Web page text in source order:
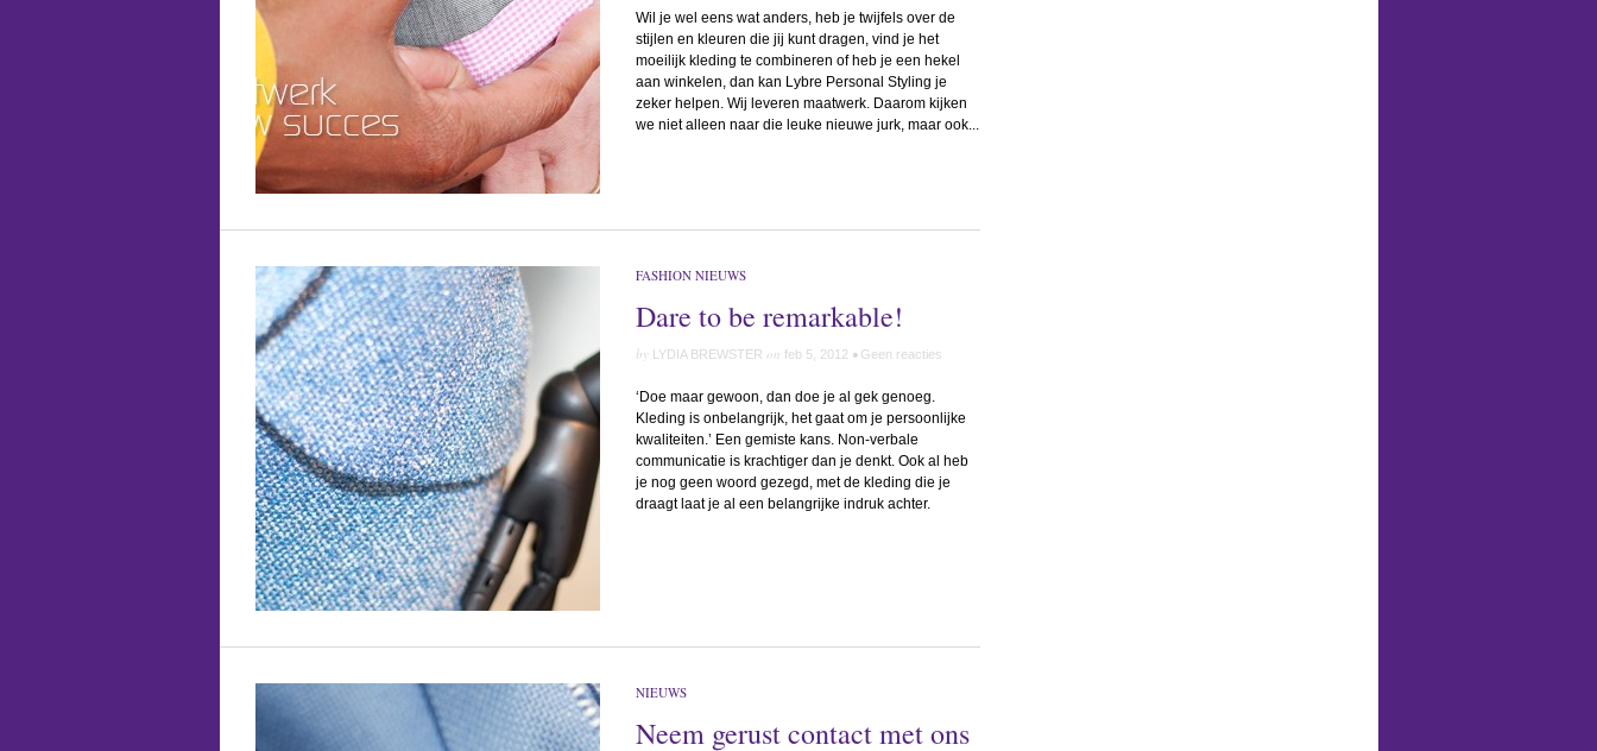
Wil je wel eens wat anders, heb je twijfels over de
stijlen en kleuren die jij kunt dragen, vind je het
moeilijk kleding te combineren of heb je een hekel
aan winkelen, dan kan Lybre Personal Styling je
zeker helpen. Wij leveren maatwerk. Daarom kijken
we niet alleen naar die leuke nieuwe jurk, maar ook...
FASHION NIEUWS
Dare to be remarkable!
by LYDIA BREWSTER on feb 5, 2012 • Geen reacties
‘Doe maar gewoon, dan doe je al gek genoeg.
Kleding is onbelangrijk, het gaat om je persoonlijke
kwaliteiten.’ Een gemiste kans. Non-verbale
communicatie is krachtiger dan je denkt. Ook al heb
je nog geen woord gezegd, met de kleding die je
draagt laat je al een belangrijke indruk achter.
NIEUWS
Neem gerust contact met ons